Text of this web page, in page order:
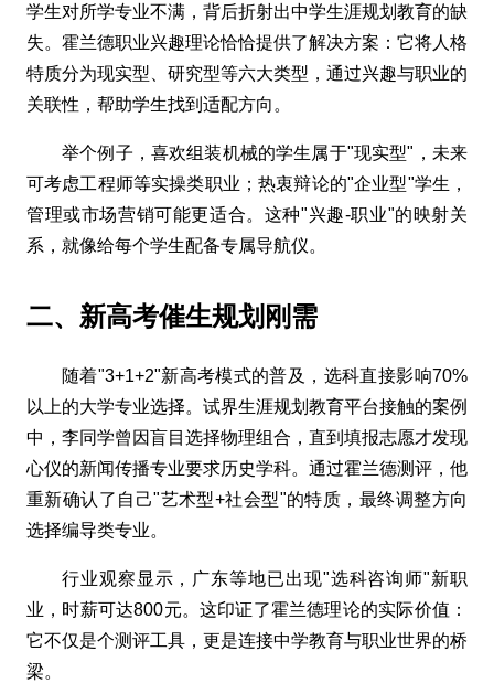
学生对所学专业不满，背后折射出中学生涯规划教育的缺
失。霍兰德职业兴趣理论恰恰提供了解决方案：它将人格
特质分为现实型、研究型等六大类型，通过兴趣与职业的
关联性，帮助学生找到适配方向。
举个例子，喜欢组装机械的学生属于"现实型"，未来
可考虑工程师等实操类职业；热衷辩论的"企业型"学生，
管理或市场营销可能更适合。这种"兴趣-职业"的映射关
系，就像给每个学生配备专属导航仪。
二、新高考催生规划刚需
随着"3+1+2"新高考模式的普及，选科直接影响70%
以上的大学专业选择。试界生涯规划教育平台接触的案例
中，李同学曾因盲目选择物理组合，直到填报志愿才发现
心仪的新闻传播专业要求历史学科。通过霍兰德测评，他
重新确认了自己"艺术型+社会型"的特质，最终调整方向
选择编导类专业。
行业观察显示，广东等地已出现"选科咨询师"新职
业，时薪可达800元。这印证了霍兰德理论的实际价值：
它不仅是个测评工具，更是连接中学教育与职业世界的桥
梁。